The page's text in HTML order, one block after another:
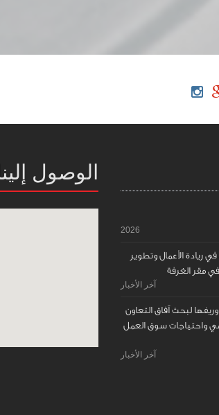
2026
في ريادة الأعمال وتطوير
مقر الغرفة
آخر الأخبار
لبحث آفاق التعاون
واحتياجات سوق العمل
آخر الأخبار
الوصول